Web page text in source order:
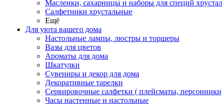
Масленки, сахарницы и наборы для специй
Салфетники хрустальные
Ещё
Для уюта вашего дома
Настольные лампы, люстры и торшеры
Вазы для цветов
Ароматы для дома
Шкатулки
Сувениры и декор для дома
Декоративные тарелки
Сервировочные салфетки ( плейсматы,
Часы настенные и настольные